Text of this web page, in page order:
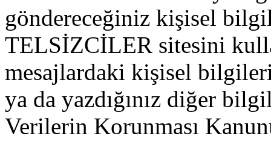
göndereceğiniz kişisel
TELSİZCİLER sitesini
mesajlardaki kişisel
ya da yazdığınız diğer
Verilerin Korunması